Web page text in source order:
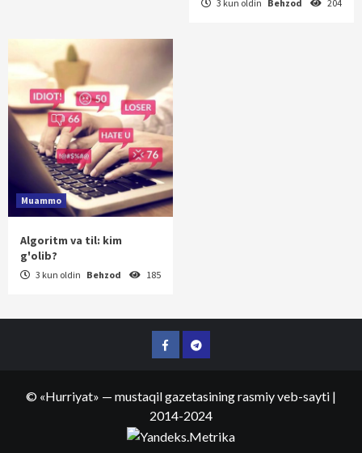
3 kun oldin Behzod 204
Muammo
Algoritm va til: kim
g'olib?
3 kun oldin Behzod 185
FacebookTelegram
© «Hurriyat» — mustaqil gazetasining rasmiy veb-sayti |
2014-2024